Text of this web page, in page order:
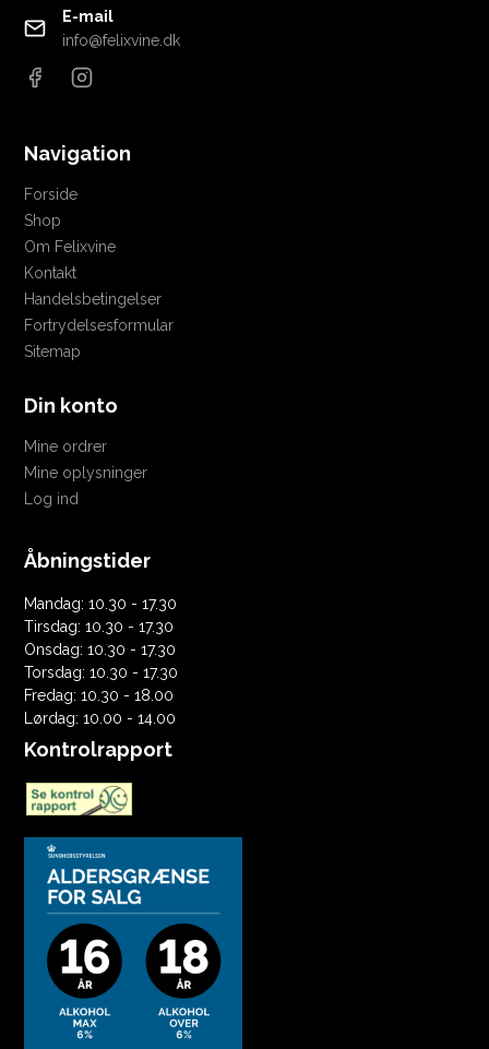
E-mail
info@felixvine.dk
Navigation
Forside
Shop
Om Felixvine
Kontakt
Handelsbetingelser
Fortrydelsesformular
Sitemap
Din konto
Mine ordrer
Mine oplysninger
Log ind
Åbningstider
Mandag: 10.30 - 17.30
Tirsdag: 10.30 - 17.30
Onsdag: 10.30 - 17.30
Torsdag: 10.30 - 17.30
Fredag: 10.30 - 18.00
Lørdag: 10.00 - 14.00
Kontrolrapport